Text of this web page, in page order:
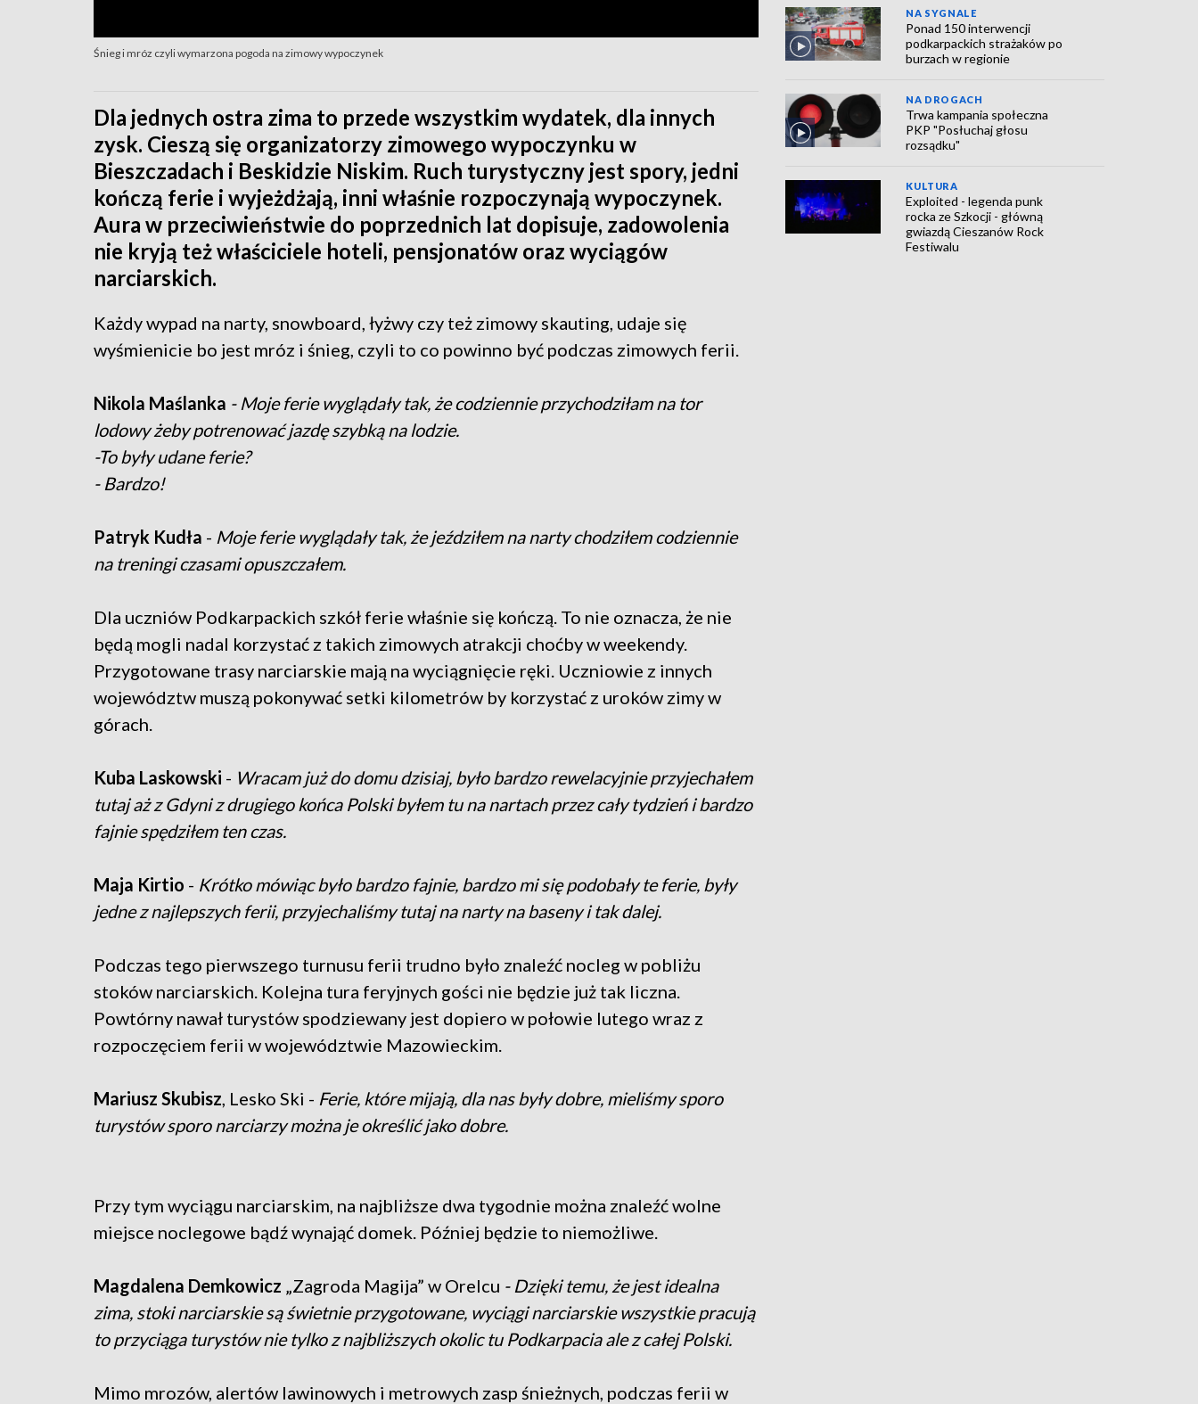
Śnieg i mróz czyli wymarzona pogoda na zimowy wypoczynek
Dla jednych ostra zima to przede wszystkim wydatek, dla innych
zysk. Cieszą się organizatorzy zimowego wypoczynku w
Bieszczadach i Beskidzie Niskim. Ruch turystyczny jest spory, jedni
kończą ferie i wyjeżdżają, inni właśnie rozpoczynają wypoczynek.
Aura w przeciwieństwie do poprzednich lat dopisuje, zadowolenia
nie kryją też właściciele hoteli, pensjonatów oraz wyciągów
narciarskich.
Każdy wypad na narty, snowboard, łyżwy czy też zimowy skauting, udaje się
wyśmienicie bo jest mróz i śnieg, czyli to co powinno być podczas zimowych ferii.
Nikola Maślanka - Moje ferie wyglądały tak, że codziennie przychodziłam na tor
lodowy żeby potrenować jazdę szybką na lodzie.
-To były udane ferie?
- Bardzo!
Patryk Kudła - Moje ferie wyglądały tak, że jeździłem na narty chodziłem codziennie
na treningi czasami opuszczałem.
Dla uczniów Podkarpackich szkół ferie właśnie się kończą. To nie oznacza, że nie
będą mogli nadal korzystać z takich zimowych atrakcji choćby w weekendy.
Przygotowane trasy narciarskie mają na wyciągnięcie ręki. Uczniowie z innych
województw muszą pokonywać setki kilometrów by korzystać z uroków zimy w
górach.
Kuba Laskowski - Wracam już do domu dzisiaj, było bardzo rewelacyjnie przyjechałem
tutaj aż z Gdyni z drugiego końca Polski byłem tu na nartach przez cały tydzień i bardzo
fajnie spędziłem ten czas.
Maja Kirtio - Krótko mówiąc było bardzo fajnie, bardzo mi się podobały te ferie, były
jedne z najlepszych ferii, przyjechaliśmy tutaj na narty na baseny i tak dalej.
Podczas tego pierwszego turnusu ferii trudno było znaleźć nocleg w pobliżu
stoków narciarskich. Kolejna tura feryjnych gości nie będzie już tak liczna.
Powtórny nawał turystów spodziewany jest dopiero w połowie lutego wraz z
rozpoczęciem ferii w województwie Mazowieckim.
Mariusz Skubisz , Lesko Ski - Ferie, które mijają, dla nas były dobre, mieliśmy sporo
turystów sporo narciarzy można je określić jako dobre.
Przy tym wyciągu narciarskim, na najbliższe dwa tygodnie można znaleźć wolne
miejsce noclegowe bądź wynająć domek. Później będzie to niemożliwe.
Magdalena Demkowicz „Zagroda Magija” w Orelcu - Dzięki temu, że jest idealna
zima, stoki narciarskie są świetnie przygotowane, wyciągi narciarskie wszystkie pracują
to przyciąga turystów nie tylko z najbliższych okolic tu Podkarpacia ale z całej Polski.
Mimo mrozów, alertów lawinowych i metrowych zasp śnieżnych, podczas ferii w
NA SYGNALE
Ponad 150 interwencji
podkarpackich strażaków po
burzach w regionie
NA DROGACH
Trwa kampania społeczna
PKP "Posłuchaj głosu
rozsądku"
KULTURA
Exploited - legenda punk
rocka ze Szkocji - główną
gwiazdą Cieszanów Rock
Festiwalu